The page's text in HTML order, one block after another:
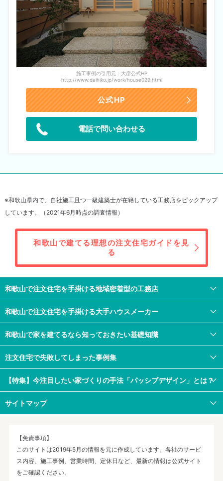
施工事例の引用元：大彦公式HP
http://www.daihiko.jp/work/house029.html
公式HP
電話で問い合わせる
※和歌山県内で、自社施工且つ一級建築士が在籍している工務店をピックアップ
しています。（2021年6月時点の調査情報）
和歌山で建てる理想の注文住宅ガイドを見
る
和歌山で注文住宅を手掛ける地域密着型の工務店
和歌山で注文住宅を手掛ける大手ハウスメーカー
和歌山で家を建てるなら知っておきたい基礎知識
注文住宅で失敗してしまった事例集
【特集】今注目したい家づくりの手法「パッシブデザイン」とは？
サイトマップ
【免責事項】
このサイトは2019年5月の情報を元に作成しています。各社のサービ
ス内容、施工事例、営業時間、定休日など、最新の情報は公式サイト
をご確認ください。